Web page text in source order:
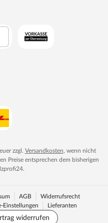
zzgl. Versandkosten, wenn nicht
Preise entsprechen dem bisherigen
.
AGB
Widerrufsrecht
Einstellungen Lieferanten
widerrufen